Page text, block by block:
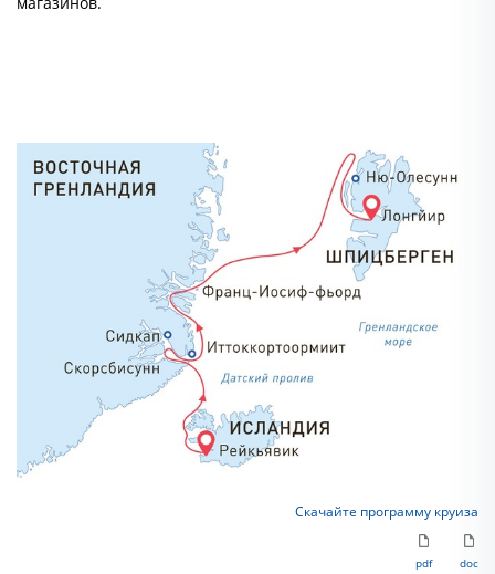
Скачайте программу круиза
pdf doc